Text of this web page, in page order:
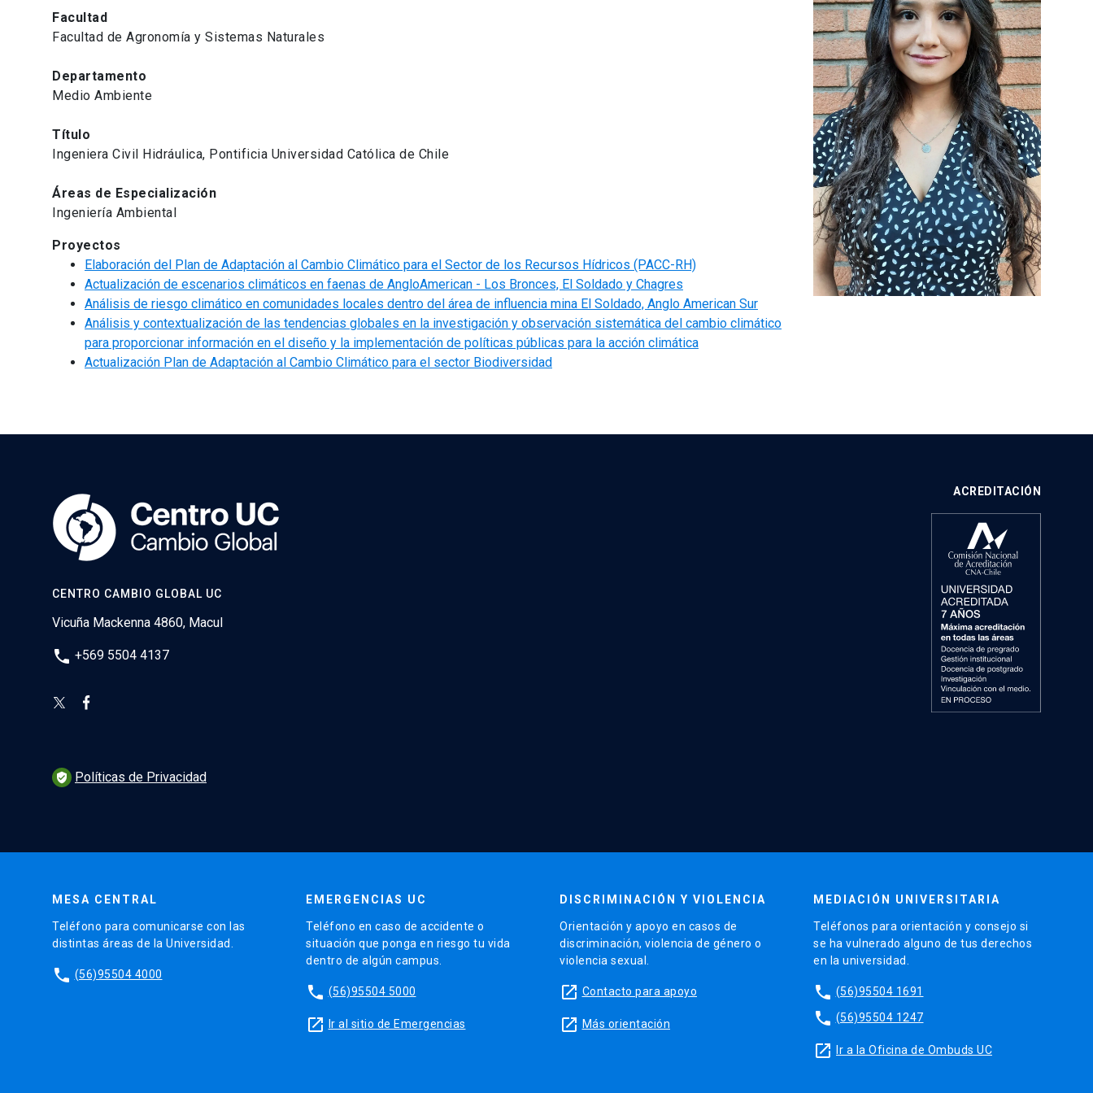
Facultad
Facultad de Agronomía y Sistemas Naturales
Departamento
Medio Ambiente
Título
Ingeniera Civil Hidráulica, Pontificia Universidad Católica de Chile
Áreas de Especialización
Ingeniería Ambiental
Proyectos
Elaboración del Plan de Adaptación al Cambio Climático para el Sector de los Recursos Hídricos (PACC-RH)
Actualización de escenarios climáticos en faenas de AngloAmerican - Los Bronces, El Soldado y Chagres
Análisis de riesgo climático en comunidades locales dentro del área de influencia mina El Soldado, Anglo American Sur
Análisis y contextualización de las tendencias globales en la investigación y observación sistemática del cambio climático
para proporcionar información en el diseño y la implementación de políticas públicas para la acción climática
Actualización Plan de Adaptación al Cambio Climático para el sector Biodiversidad
CENTRO CAMBIO GLOBAL UC
Vicuña Mackenna 4860, Macul
phone +569 5504 4137
ACREDITACIÓN
verified_user Políticas de Privacidad
MESA CENTRAL
Teléfono para comunicarse con las
distintas áreas de la Universidad.
phone (56)95504 4000
EMERGENCIAS UC
Teléfono en caso de accidente o
situación que ponga en riesgo tu vida
dentro de algún campus.
phone (56)95504 5000
launch Ir al sitio de Emergencias
DISCRIMINACIÓN Y VIOLENCIA
Orientación y apoyo en casos de
discriminación, violencia de género o
violencia sexual.
launch Contacto para apoyo
launch Más orientación
MEDIACIÓN UNIVERSITARIA
Teléfonos para orientación y consejo si
se ha vulnerado alguno de tus derechos
en la universidad.
phone (56)95504 1691
phone (56)95504 1247
launch Ir a la Oficina de Ombuds UC